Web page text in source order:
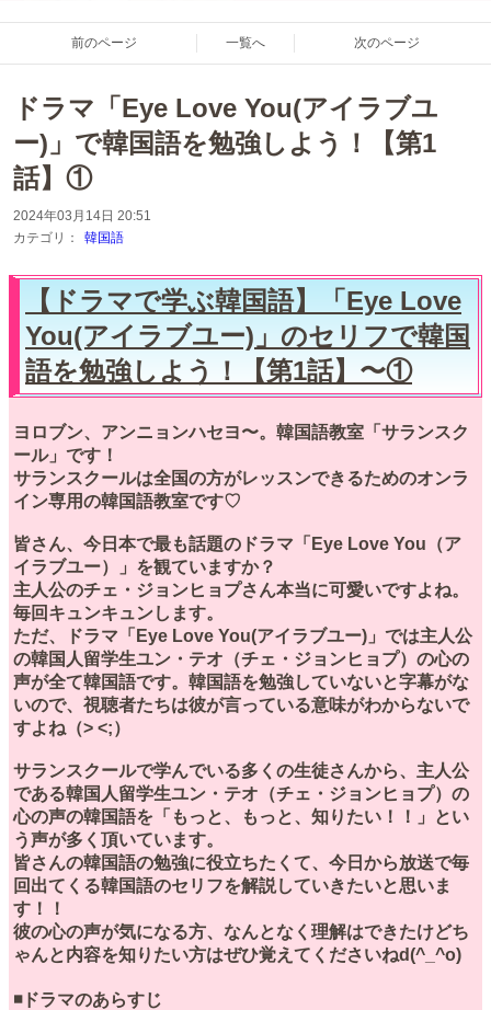
前のページ 一覧へ 次のページ
ドラマ「Eye Love You(アイラブユ
ー)」で韓国語を勉強しよう！【第1
話】①
2024年03月14日 20:51
カテゴリ：
韓国語
【ドラマで学ぶ韓国語】「Eye Love
You(アイラブユー)」のセリフで韓国
語を勉強しよう！【第1話】〜①
ヨロブン、アンニョンハセヨ〜。韓国語教室「サランスク
ール」です！
サランスクールは全国の方がレッスンできるためのオンラ
イン専用の韓国語教室です♡
皆さん、今日本で最も話題のドラマ「Eye Love You（ア
イラブユー）」を観ていますか？
主人公のチェ・ジョンヒョプさん本当に可愛いですよね。
毎回キュンキュンします。
ただ、ドラマ「Eye Love You(アイラブユー)」では主人公
の韓国人留学生ユン・テオ（チェ・ジョンヒョプ）の心の
声が全て韓国語です。韓国語を勉強していないと字幕がな
いので、視聴者たちは彼が言っている意味がわからないで
すよね（> <;）
サランスクールで学んでいる多くの生徒さんから、主人公
である韓国人留学生ユン・テオ（チェ・ジョンヒョプ）の
心の声の韓国語を「もっと、もっと、知りたい！！」とい
う声が多く頂いています。
皆さんの韓国語の勉強に役立ちたくて、今日から放送で毎
回出てくる韓国語のセリフを解説していきたいと思いま
す！！
彼の心の声が気になる方、なんとなく理解はできたけどち
ゃんと内容を知りたい方はぜひ覚えてくださいねd(^_^o)
◾️ドラマのあらすじ